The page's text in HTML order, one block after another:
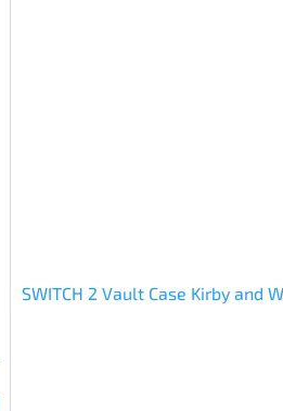
SWITCH 2 Vault Case Kirby and